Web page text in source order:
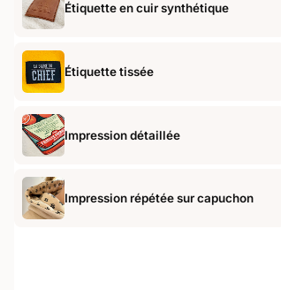
Étiquette en cuir synthétique
Étiquette tissée
Impression détaillée
Impression répétée sur capuchon